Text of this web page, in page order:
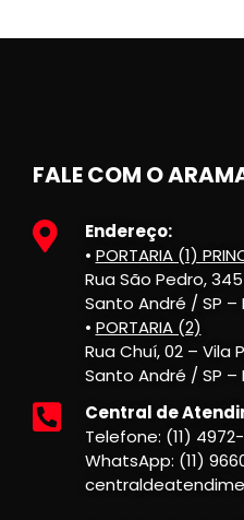
FALE COM O
Endereço:
• PORTARIA (1)
Rua São Pedro,
Santo André / SP –
• PORTARIA (2)
Rua Chuí, 02 – Vila
Santo André / SP –
Central de
Telefone: (11)
WhatsApp: (11)